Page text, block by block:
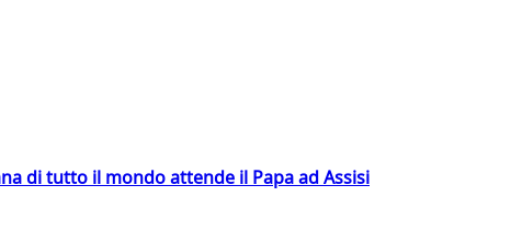
di tutto il mondo attende il Papa ad Assisi